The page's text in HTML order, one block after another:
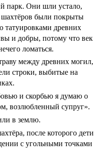
парк. Они шли устало,
были покрыты
татуировками древних
и добры, потому что век
ломаться.
между древних могил,
строки, выбитые на
и скорбью я думаю о
возлюбленный супруг».
в землю.
после которого дети
с угольными точками